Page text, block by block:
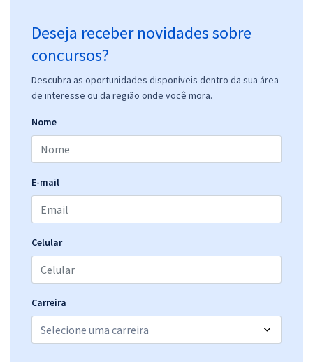
Deseja receber novidades sobre
concursos?
Descubra as oportunidades disponíveis dentro da sua área
de interesse ou da região onde você mora.
Nome
E-mail
Celular
Carreira